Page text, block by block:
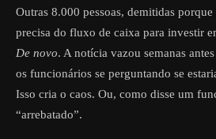
Outras 8.000 pessoas, demitidas
precisa do fluxo de caixa para investir
De novo. A notícia vazou semanas
os funcionários se perguntando se
Isso cria o caos. Ou, como disse um
“arrebatado”.